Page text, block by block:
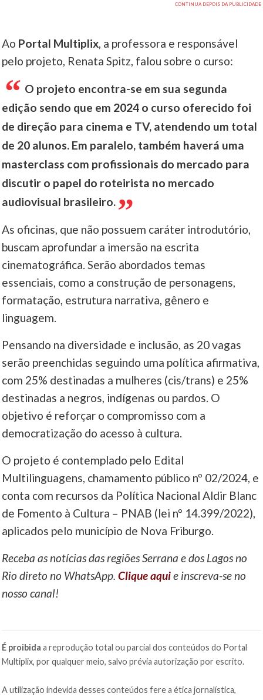
Ao Portal Multiplix, a professora e responsável
pelo projeto, Renata Spitz, falou sobre o curso:
O projeto encontra-se em sua segunda
edição sendo que em 2024 o curso oferecido foi
de direção para cinema e TV, atendendo um total
de 20 alunos. Em paralelo, também haverá uma
masterclass com profissionais do mercado para
discutir o papel do roteirista no mercado
audiovisual brasileiro.
As oficinas, que não possuem caráter introdutório,
buscam aprofundar a imersão na escrita
cinematográfica. Serão abordados temas
essenciais, como a construção de personagens,
formatação, estrutura narrativa, gênero e
linguagem.
Pensando na diversidade e inclusão, as 20 vagas
serão preenchidas seguindo uma política afirmativa,
com 25% destinadas a mulheres (cis/trans) e 25%
destinadas a negros, indígenas ou pardos. O
objetivo é reforçar o compromisso com a
democratização do acesso à cultura.
O projeto é contemplado pelo Edital
Multilinguagens, chamamento público nº 02/2024, e
conta com recursos da Política Nacional Aldir Blanc
de Fomento à Cultura – PNAB (lei nº 14.399/2022),
aplicados pelo município de Nova Friburgo.
Receba as notícias das regiões Serrana e dos Lagos no
Rio direto no WhatsApp.Clique aquie inscreva-se no
nosso canal!
É proibida a reprodução total ou parcial dos conteúdos do Portal
Multiplix, por qualquer meio, salvo prévia autorização por escrito.
A utilização indevida desses conteúdos fere a ética jornalística,